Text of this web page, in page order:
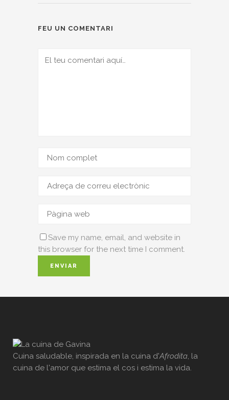
FEU UN COMENTARI
Save my name, email, and website in
this browser for the next time I comment.
Cuina saludable, inspirada en la cuina d'Afrodita, la
cuina de l'amor que estima el cos i estima la vida.